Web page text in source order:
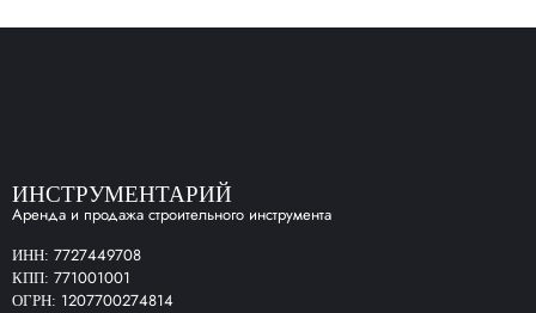
ИНСТРУМЕНТАРИЙ
Аренда и продажа строительного инструмента
ИНН: 7727449708
КПП: 771001001
ОГРН: 1207700274814